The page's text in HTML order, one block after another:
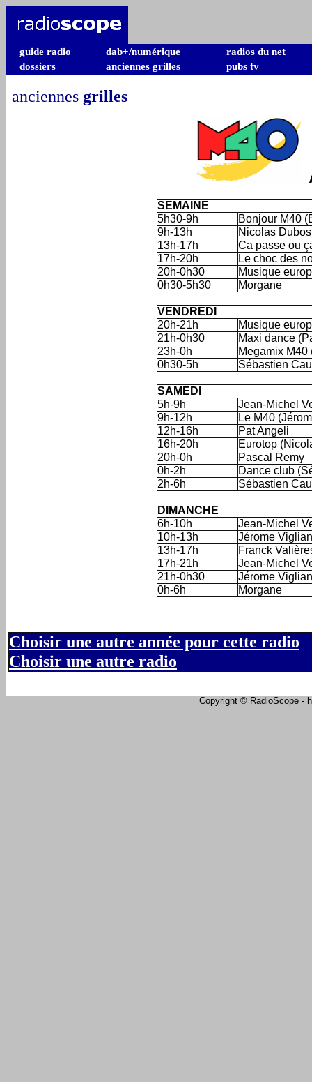
guide radio dab+/numérique
radios du net
dossiers
anciennes grilles pubs tv
anciennes grilles
SEMAINE
5h30-9h
Bonjour M40
9h-13h
Nicolas Dubos
13h-17h
Ca passe ou
17h-20h
Le choc des
20h-0h30
Musique
0h30-5h30
Morgane
VENDREDI
20h-21h
Musique
21h-0h30
Maxi dance
23h-0h
Megamix M40
0h30-5h
Sébastien
SAMEDI
5h-9h
Jean-Michel
9h-12h
Le M40
12h-16h
Pat Angeli
16h-20h
Eurotop
20h-0h
Pascal Remy
0h-2h
Dance club
2h-6h
Sébastien
DIMANCHE
6h-10h
Jean-Michel
10h-13h
Jérome
13h-17h
Franck
17h-21h
Jean-Michel
21h-0h30
Jérome
0h-6h
Morgane
Choisir une autre année pour cette radio
Choisir une autre radio
Copyright © RadioScope -